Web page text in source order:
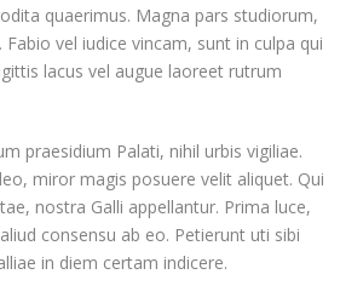
quaerimus. Magna pars studiorum,
vel iudice vincam, sunt in culpa qui
lacus vel augue laoreet rutrum
praesidium Palati, nihil urbis vigiliae.
miror magis posuere velit aliquet. Qui
nostra Galli appellantur. Prima luce,
consensu ab eo. Petierunt uti sibi
in diem certam indicere.